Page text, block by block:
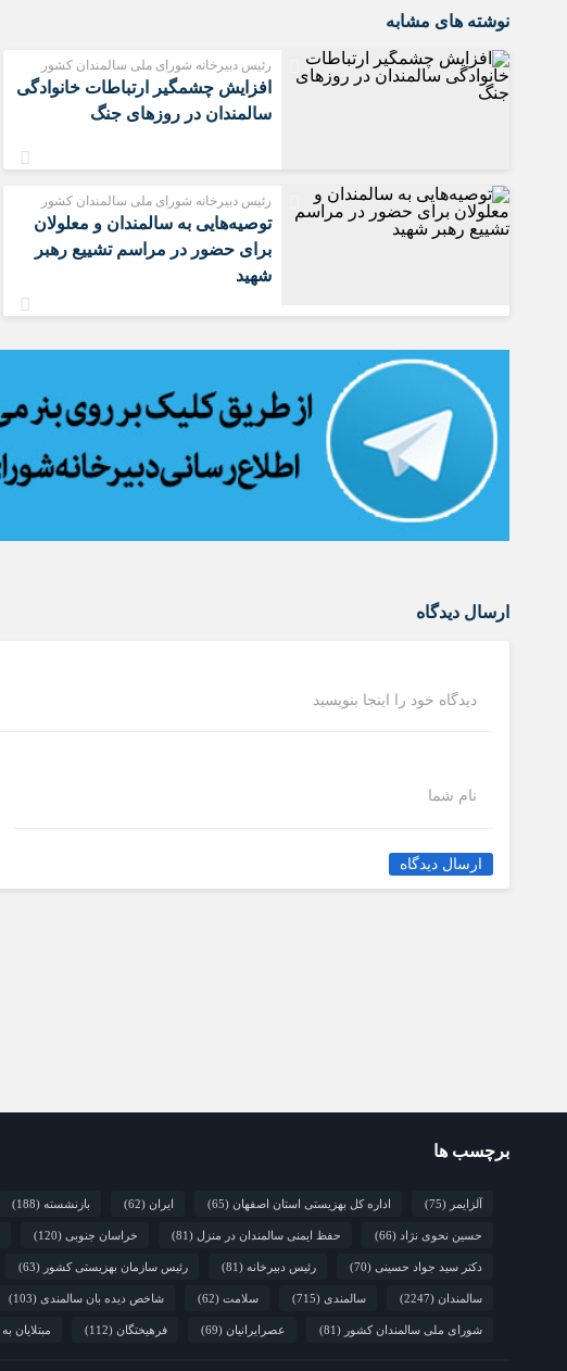
نوشته های مشابه
رئیس دبیرخانه شورای ملی سالمندان کشور
افزایش چشمگیر ارتباطات خانوادگی
سالمندان در روزهای جنگ
رئیس دبیرخانه شورای ملی سالمندان کشور
توصیه‌هایی به سالمندان و معلولان
برای حضور در مراسم تشییع رهبر
شهید
ارسال دیدگاه
دیدگاه خود را اینجا بنویسید
نام شما
ارسال دیدگاه
برچسب ها
آلزایمر (75) اداره کل بهزیستی استان اصفهان (65) ایران (62) بازنشسته (188)
حسین نحوی نژاد (66) حفظ ایمنی سالمندان در منزل (81) خراسان جنوبی (120)
دکتر سید جواد حسینی (70) رئیس دبیرخانه (81) رئیس سازمان بهزیستی کشور (63)
سالمندان (2247) سالمندی (715) سلامت (62) شاخص دیده بان سالمندی (103)
شورای ملی سالمندان کشور (81) عصرایرانیان (69) فرهیختگان (112) مبتلایان